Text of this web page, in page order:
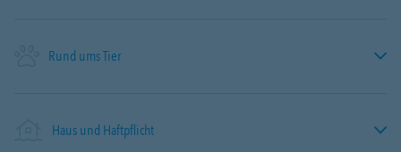
Rund ums Tier
Haus und Haftpflicht